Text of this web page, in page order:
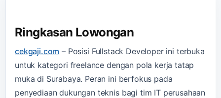
Ringkasan Lowongan
cekgaji.com – Posisi Fullstack Developer ini terbuka
untuk kategori freelance dengan pola kerja tatap
muka di Surabaya. Peran ini berfokus pada
penyediaan dukungan teknis bagi tim IT perusahaan